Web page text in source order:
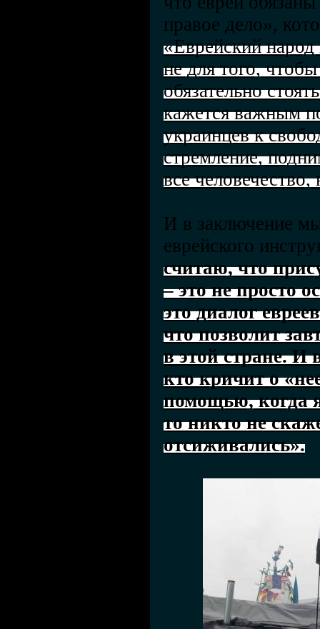
правое дело»,
«Еврейский народ
не для того,
обязательно
кажется важным
украинцев к
стремление,
все
И в заключение
еврейского
считаю, что
– это не просто
это диалог
что позволит
в этой стране. И
кто кричит о
помощью, когда
то никто не
отсиживались».